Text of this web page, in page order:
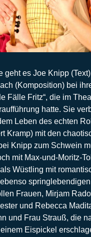
geht es Joe Knipp
(Komposition) bei
Fälle Fritz“, die im
hatte. Sie
Leben des echten
Kramp) mit den
Knipp zum Schwein
mit Max-und-Moritz-
Wüstling mit
springlebendigen
Frauen, Mirjam
und Rebecca
und Frau Strauß, die
Eispickel